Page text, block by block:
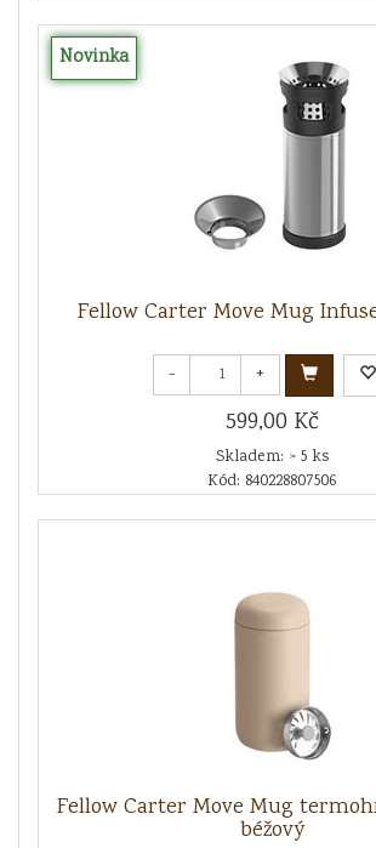
Novinka
Fellow Carter Move Mug
- +
599,00 Kč
Skladem: > 5 ks
Kód: 840228807506
Fellow Carter Move Mug
béžový